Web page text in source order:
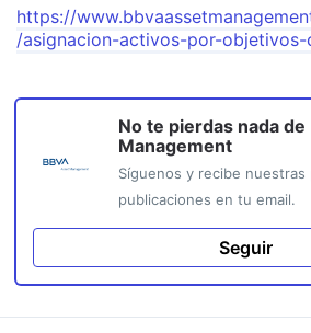
https://
/asignacion-activos-por-
No te pierdas nada de
Management
Síguenos y recibe nuestras
publicaciones en tu email.
Seguir